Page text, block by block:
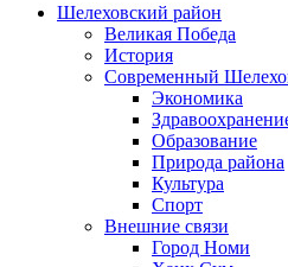
Шелеховский район
Великая Победа
История
Современный
Экономика
Образование
Природа района
Культура
Спорт
Внешние связи
Город Номи